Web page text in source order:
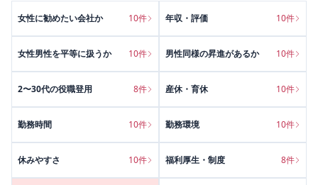
女性に勧めたい会社か 10件 年収・評価 10件
女性男性を平等に扱うか 10件 男性同様の昇進があるか 10件
2〜30代の役職登用 8件 産休・育休 10件
勤務時間 10件 勤務環境 10件
休みやすさ 10件 福利厚生・制度 8件